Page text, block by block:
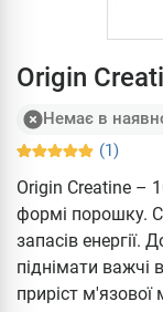
Origin
Немає в
(1)
Origin Creatine –
формі порошку.
запасів
піднімати важчі
приріст м'язової